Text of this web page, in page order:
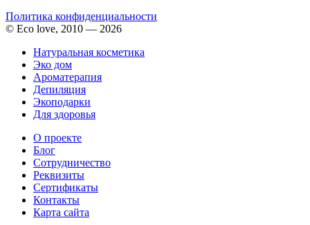
Политика конфиденциальности
© Eco love, 2010 — 2026
Натуральная косметика
Эко дом
Ароматерапия
Депиляция
Экоподарки
Для здоровья
О проекте
Блог
Сотрудничество
Реквизиты
Сертификаты
Контакты
Карта сайта